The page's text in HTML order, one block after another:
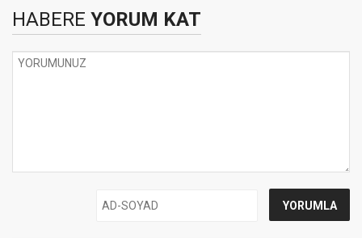
HABERE YORUM KAT